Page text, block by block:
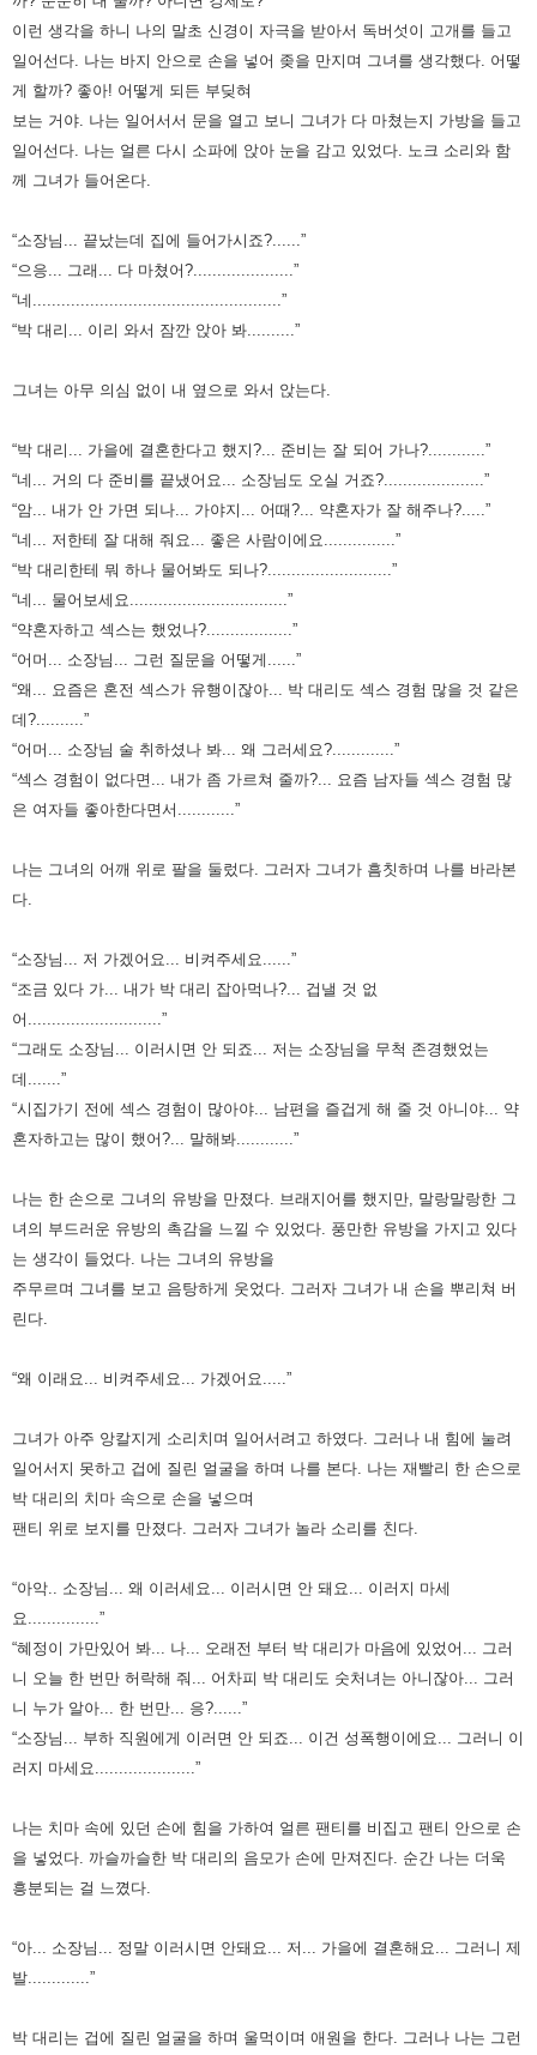
이런 생각을 하니 나의 말초 신경이 자극을 받아서 독버섯이 고개를 들고
일어선다. 나는 바지 안으로 손을 넣어 좆을 만지며 그녀를 생각했다. 어떻
게 할까? 좋아! 어떻게 되든 부딪혀
보는 거야. 나는 일어서서 문을 열고 보니 그녀가 다 마쳤는지 가방을 들고
일어선다. 나는 얼른 다시 소파에 앉아 눈을 감고 있었다. 노크 소리와 함
께 그녀가 들어온다.
“소장님... 끝났는데 집에 들어가시죠?......”
“으응... 그래... 다 마쳤어?.....................”
“네....................................................”
“박 대리... 이리 와서 잠깐 앉아 봐..........”
그녀는 아무 의심 없이 내 옆으로 와서 앉는다.
“박 대리... 가을에 결혼한다고 했지?... 준비는 잘 되어 가나?............”
“네... 거의 다 준비를 끝냈어요... 소장님도 오실 거죠?.....................”
“암... 내가 안 가면 되나... 가야지... 어때?... 약혼자가 잘 해주나?.....”
“네... 저한테 잘 대해 줘요... 좋은 사람이에요...............”
“박 대리한테 뭐 하나 물어봐도 되나?..........................”
“네... 물어보세요.................................”
“약혼자하고 섹스는 했었나?..................”
“어머... 소장님... 그런 질문을 어떻게......”
“왜... 요즘은 혼전 섹스가 유행이잖아... 박 대리도 섹스 경험 많을 것 같은
데?..........”
“어머... 소장님 술 취하셨나 봐... 왜 그러세요?.............”
“섹스 경험이 없다면... 내가 좀 가르쳐 줄까?... 요즘 남자들 섹스 경험 많
은 여자들 좋아한다면서............”
나는 그녀의 어깨 위로 팔을 둘렀다. 그러자 그녀가 흠칫하며 나를 바라본
다.
“소장님... 저 가겠어요... 비켜주세요......”
“조금 있다 가... 내가 박 대리 잡아먹나?... 겁낼 것 없
어............................”
“그래도 소장님... 이러시면 안 되죠... 저는 소장님을 무척 존경했었는
데.......”
“시집가기 전에 섹스 경험이 많아야... 남편을 즐겁게 해 줄 것 아니야... 약
혼자하고는 많이 했어?... 말해봐............”
나는 한 손으로 그녀의 유방을 만졌다. 브래지어를 했지만, 말랑말랑한 그
녀의 부드러운 유방의 촉감을 느낄 수 있었다. 풍만한 유방을 가지고 있다
는 생각이 들었다. 나는 그녀의 유방을
주무르며 그녀를 보고 음탕하게 웃었다.
그러자 그녀가 내 손을 뿌리쳐 버
린다.
“왜 이래요... 비켜주세요... 가겠어요.....”
그녀가 아주 앙칼지게 소리치며 일어서려고 하였다. 그러나 내 힘에 눌려
일어서지 못하고 겁에 질린 얼굴을 하며 나를 본다. 나는 재빨리 한 손으로
박 대리의 치마 속으로 손을 넣으며
팬티 위로 보지를 만졌다. 그러자 그녀가 놀라 소리를 친다.
“아악.. 소장님... 왜 이러세요... 이러시면 안 돼요... 이러지 마세
요...............”
“혜정이 가만있어 봐... 나... 오래전 부터 박 대리가 마음에 있었어... 그러
니 오늘 한 번만 허락해 줘... 어차피 박 대리도 숫처녀는 아니잖아... 그러
니 누가 알아... 한 번만... 응?......”
“소장님... 부하 직원에게 이러면 안 되죠... 이건 성폭행이에요... 그러니 이
러지 마세요.....................”
나는 치마 속에 있던 손에 힘을 가하여 얼른 팬티를 비집고 팬티 안으로 손
을 넣었다. 까슬까슬한 박 대리의 음모가 손에 만져진다. 순간 나는 더욱
흥분되는 걸 느꼈다.
“아... 소장님... 정말 이러시면 안돼요... 저... 가을에 결혼해요... 그러니 제
발.............”
박 대리는 겁에 질린 얼굴을 하며 울먹이며 애원을 한다.
그러나 나는 그런